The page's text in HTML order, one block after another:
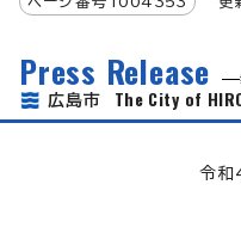
Press Release
広島市 The City of
令和